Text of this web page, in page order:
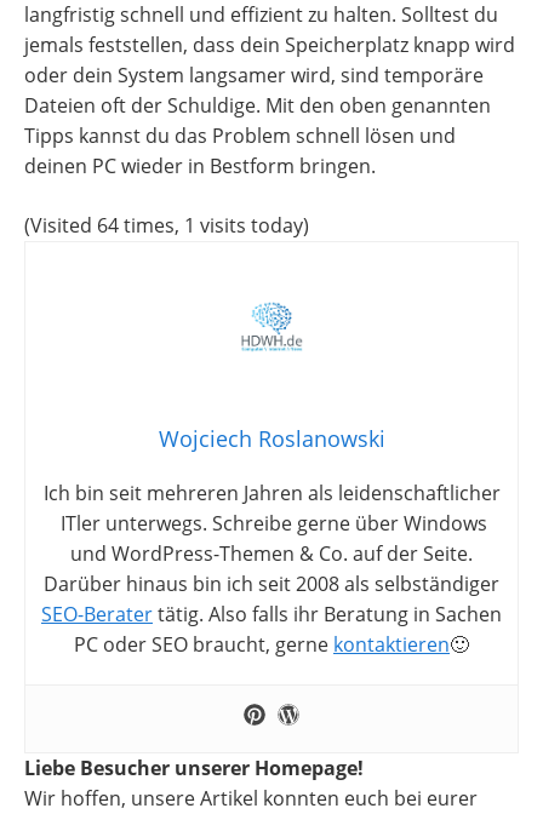
langfristig schnell und effizient zu halten. Solltest du
jemals feststellen, dass dein Speicherplatz knapp wird
oder dein System langsamer wird, sind temporäre
Dateien oft der Schuldige. Mit den oben genannten
Tipps kannst du das Problem schnell lösen und
deinen PC wieder in Bestform bringen.
(Visited 64 times, 1 visits today)
Wojciech Roslanowski
Ich bin seit mehreren Jahren als leidenschaftlicher
ITler unterwegs. Schreibe gerne über Windows
und WordPress-Themen & Co. auf der Seite.
Darüber hinaus bin ich seit 2008 als selbständiger
SEO-Beratertätig. Also falls ihr Beratung in Sachen
PC oder SEO braucht, gerne kontaktieren🙂
Liebe Besucher unserer Homepage!
Wir hoffen, unsere Artikel konnten euch bei eurer